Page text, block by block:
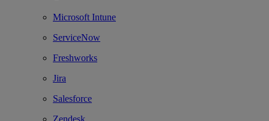
Microsoft Intune
ServiceNow
Freshworks
Jira
Salesforce
Zendesk